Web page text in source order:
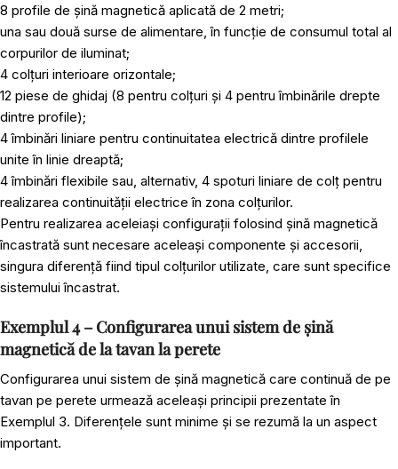
8 profile de șină magnetică aplicată de 2 metri;
una sau două surse de alimentare, în funcție de consumul total al
corpurilor de iluminat;
4 colțuri interioare orizontale;
12 piese de ghidaj (8 pentru colțuri și 4 pentru îmbinările drepte
dintre profile);
4 îmbinări liniare pentru continuitatea electrică dintre profilele
unite în linie dreaptă;
4 îmbinări flexibile sau, alternativ, 4 spoturi liniare de colț pentru
realizarea continuității electrice în zona colțurilor.
Pentru realizarea aceleiași configurații folosind șină magnetică
încastrată sunt necesare aceleași componente și accesorii,
singura diferență fiind tipul colțurilor utilizate, care sunt specifice
sistemului încastrat.
Exemplul 4 – Configurarea unui sistem de șină
magnetică de la tavan la perete
Configurarea unui sistem de șină magnetică care continuă de pe
tavan pe perete urmează aceleași principii prezentate în
Exemplul 3. Diferențele sunt minime și se rezumă la un aspect
important.